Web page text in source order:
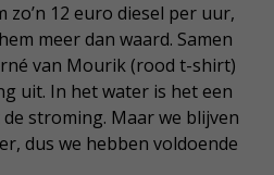
12 euro diesel per uur,
meer dan waard. Samen
van Mourik (rood t-shirt)
uit. In het water is het een
de stroming. Maar we blijven
dus we hebben voldoende